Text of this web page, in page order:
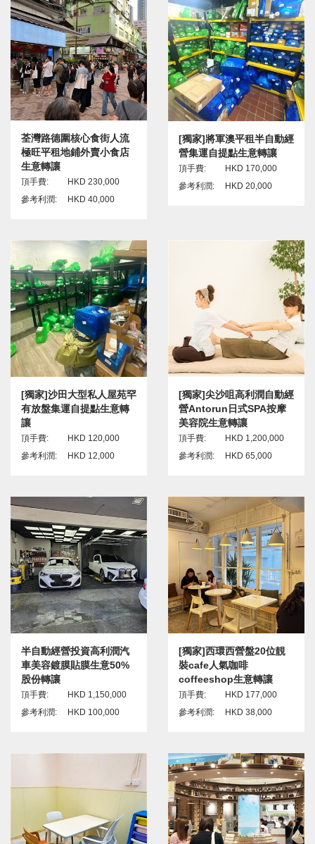
荃灣路德圍核心食街人流
極旺平租地鋪外賣小食店
生意轉讓
頂手費:
HKD 230,000
參考利潤:
HKD 40,000
[獨家]將軍澳平租半自動經
營集運自提點生意轉讓
頂手費:
HKD 170,000
參考利潤:
HKD 20,000
[獨家]沙田大型私人屋苑罕
有放盤集運自提點生意轉
讓
頂手費:
HKD 120,000
參考利潤:
HKD 12,000
[獨家]尖沙咀高利潤自動經
營Antorun日式SPA按摩
美容院生意轉讓
頂手費:
HKD 1,200,000
參考利潤:
HKD 65,000
半自動經營投資高利潤汽
車美容鍍膜貼膜生意50%
股份轉讓
頂手費:
HKD 1,150,000
參考利潤:
HKD 100,000
[獨家]西環西營盤20位靚
裝cafe人氣咖啡
coffeeshop生意轉讓
頂手費:
HKD 177,000
參考利潤:
HKD 38,000